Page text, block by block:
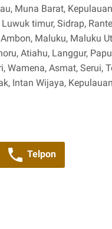
Muna Barat,
timur, Sidrap,
Maluku, Maluku
Atiahu, Langgur,
Wamena, Asmat, Serui,
Intan Wijaya,
Telpon